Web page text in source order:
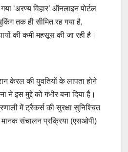
‘अरण्य विहार’ ऑनलाइन पोर्टल
तक ही सीमित रह गया है,
की कमी महसूस की जा रही है।
केरल की युवतियों के लापता होने
इस मुद्दे को गंभीर बना दिया है।
में ट्रैकर्स की सुरक्षा सुनिश्चित
संचालन प्रक्रिया (एसओपी)